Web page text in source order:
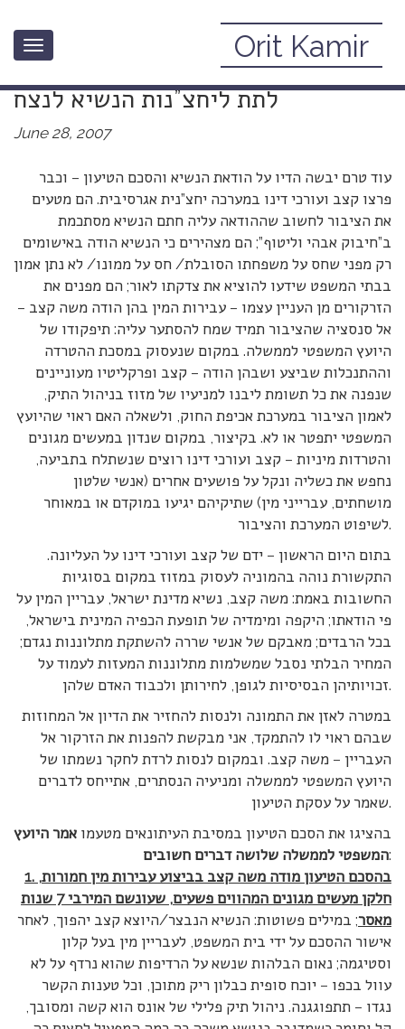
Toggle
Orit Kamir
על עסקת הטיעון עם הנשיא קצב – לא
לתת ליחצ”נות הנשיא לנצח
June 28, 2007
עוד טרם יבשה הדיו על הודאת הנשיא והסכם הטיעון – וכבר
פרצו קצב ועורכי דינו במערכה יחצ”נית אגרסיבית. הם מטעים
את הציבור לחשוב שההודאה עליה חתם הנשיא מסתכמת
ב”חיבוק אבהי וליטוף”; הם מצהירים כי הנשיא הודה באישומים
רק מפני שחס על משפחתו הסובלת/ חס על ממונו/ לא נתן אמון
בבתי המשפט שידעו להוציא את צדקתו לאור; הם מפנים את
הזרקורים מן העניין עצמו – עבירות המין בהן הודה משה קצב –
אל סנסציה שהציבור תמיד שמח להסתער עליה: תיפקודו של
היועץ המשפטי לממשלה. במקום שנעסוק במסכת ההטרדה
וההתנכלות שביצע ושבהן הודה – קצב ופרקליטיו מעוניינים
שנפנה את כל תשומת ליבנו למניעיו של מזוז בניהול התיק,
לאמון הציבור במערכת אכיפת החוק, ולשאלה האם ראוי שהיועץ
המשפטי יתפטר או לא. בקיצור, במקום שנדון במעשים מגונים
והטרדות מיניות – קצב ועורכי דינו רוצים שנשתלח בתביעה,
נחפש את כשליה ונקל על פושעים אחרים (אנשי שלטון
מושחתים, עברייני מין) שתיקיהם יגיעו במוקדם או במאוחר
לשיפוט המערכת והציבור.
בתום היום הראשון – ידם של קצב ועורכי דינו על העליונה.
התקשורת נוהה בהמוניה לעסוק במזוז במקום בסוגיות
החשובות באמת: משה קצב, נשיא מדינת ישראל, עבריין המין על
פי הודאתו; היקפה ומימדיה של תופעת הכפיה המינית בישראל,
בכל הרבדים; מאבקם של אנשי שררה להשתקת מתלוננות נגדם;
המחיר הבלתי נסבל שמשלמות מתלוננות המעזות לעמוד על
זכויותיהן הבסיסיות לגופן, לחירותן ולכבוד האדם שלהן.
במטרה לאזן את התמונה ולנסות להחזיר את הדיון אל המחוזות
שבהם ראוי לו להתמקד, אני מבקשת להפנות את הזרקור אל
העבריין – משה קצב. ובמקום לנסות לרדת לחקר נשמתו של
היועץ המשפטי לממשלה ומניעיה הנסתרים, אתייחס לדברים
שאמר על עסקת הטיעון.
בהציגו את הסכם הטיעון במסיבת העיתונאים מטעמו אמר היועץ
המשפטי לממשלה שלושה דברים חשובים:
1. בהסכם הטיעון מודה משה קצב בביצוע עבירות מין חמורות,
חלקן מעשים מגונים המהווים פשעים, שעונשם המירבי 7 שנות
מאסר; במילים פשוטות: הנשיא הנבצר/היוצא קצב יהפוך, לאחר
אישור ההסכם על ידי בית המשפט, לעבריין מין בעל קלון
וסטיגמה; נאום הבלהות שנשא על הרדיפות שהוא נרדף על לא
עוול בכפו – יוכח סופית כבלון ריק מתוכן, וכל טענות הקשר
נגדו – תתפוגגנה. ניהול תיק פלילי של אונס הוא קשה ומסובך,